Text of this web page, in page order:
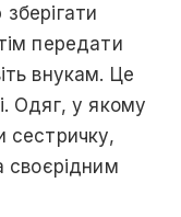
передати
внукам. Це
Одяг, у якому
сестричку,
своєрідним